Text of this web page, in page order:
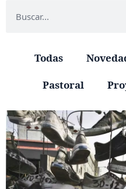
Todas
Pastoral